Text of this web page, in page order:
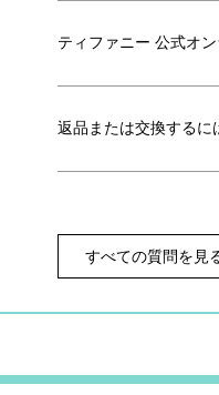
ティファニー 公式オ
返品または交換するに
すべての質問を見